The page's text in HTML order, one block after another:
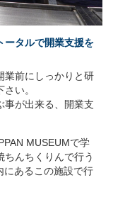
ータルで開業支援を
業前にしっかりと研
い。
事が出来る、開業支
MUSEUMで学
んちくりんで行う
あるこの施設で行